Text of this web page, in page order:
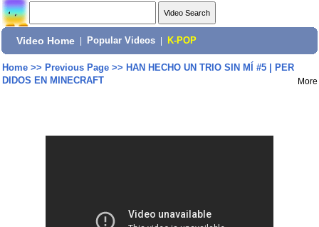
Video Home Popular Videos K-POP
Home>> Previous Page>> HAN HECHO UN TRIO SIN MÍ #5 | PER
DIDOS EN MINECRAFT
More